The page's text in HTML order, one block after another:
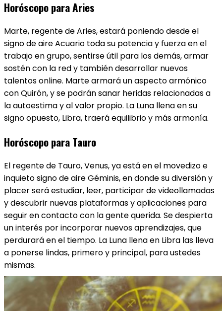
Horóscopo para Aries
Marte, regente de Aries​, estará poniendo desde el
signo de aire Acuario toda su potencia y fuerza en el
trabajo en grupo, sentirse útil para los demás, armar
sostén con la red y también desarrollar nuevos
talentos online. Marte armará un aspecto armónico
con Quirón, y se podrán sanar heridas relacionadas a
la autoestima y al valor propio. La Luna llena en su
signo opuesto, Libra, traerá equilibrio y más armonía.
Horóscopo para Tauro
El regente de Tauro​, Venus, ya está en el movedizo e
inquieto signo de aire Géminis, en donde su diversión y
placer será estudiar, leer, participar de videollamadas
y descubrir nuevas plataformas y aplicaciones para
seguir en contacto con la gente querida. Se despierta
un interés por incorporar nuevos aprendizajes, que
perdurará en el tiempo. La Luna llena en Libra las lleva
a ponerse lindas, primero y principal, para ustedes
mismas.